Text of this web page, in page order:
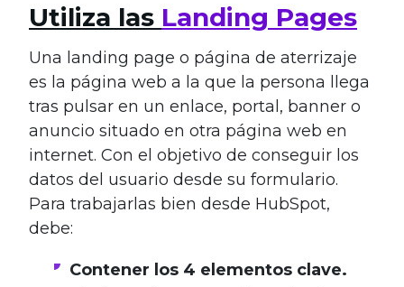
Utiliza las Landing Pages
Una landing page o página de aterrizaje
es la página web a la que la persona llega
tras pulsar en un enlace, portal, banner o
anuncio situado en otra página web en
internet. Con el objetivo de conseguir los
datos del usuario desde su formulario.
Para trabajarlas bien desde HubSpot,
debe:
Contener los 4 elementos clave.